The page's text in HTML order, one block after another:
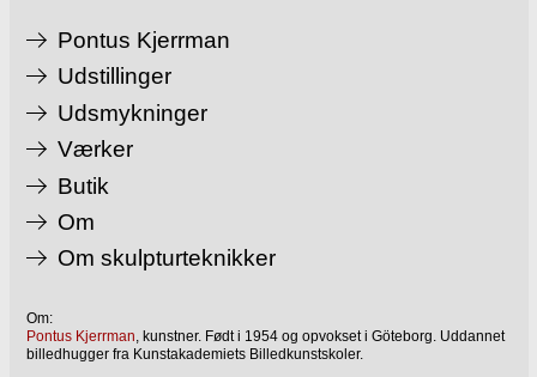
Pontus Kjerrman
Udstillinger
Udsmykninger
Værker
Butik
Om
Om skulpturteknikker
Om:
Pontus Kjerrman, kunstner. Født i 1954 og opvokset i Göteborg. Uddannet
billedhugger fra Kunstakademiets Billedkunstskoler.